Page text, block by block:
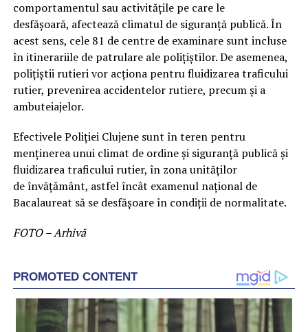
comportamentul sau activităţile pe care le
desfăşoară, afectează climatul de siguranţă publică. În
acest sens, cele 81 de centre de examinare sunt incluse
în itinerariile de patrulare ale poliţiştilor. De asemenea,
poliţiştii rutieri vor acţiona pentru fluidizarea traficului
rutier, prevenirea accidentelor rutiere, precum şi a
ambuteiajelor.
Efectivele Poliţiei Clujene sunt în teren pentru
menţinerea unui climat de ordine şi siguranţă publică şi
fluidizarea traficului rutier, în zona unităţilor
de învăţământ, astfel încât examenul naţional de
Bacalaureat să se desfăşoare în condiţii de normalitate.
FOTO – Arhivă